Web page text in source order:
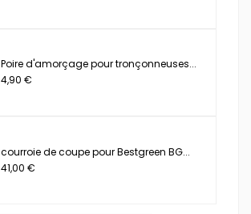
Poire d'amorçage pour tronçonneuses...
4,90 €
courroie de coupe pour Bestgreen BG...
41,00 €